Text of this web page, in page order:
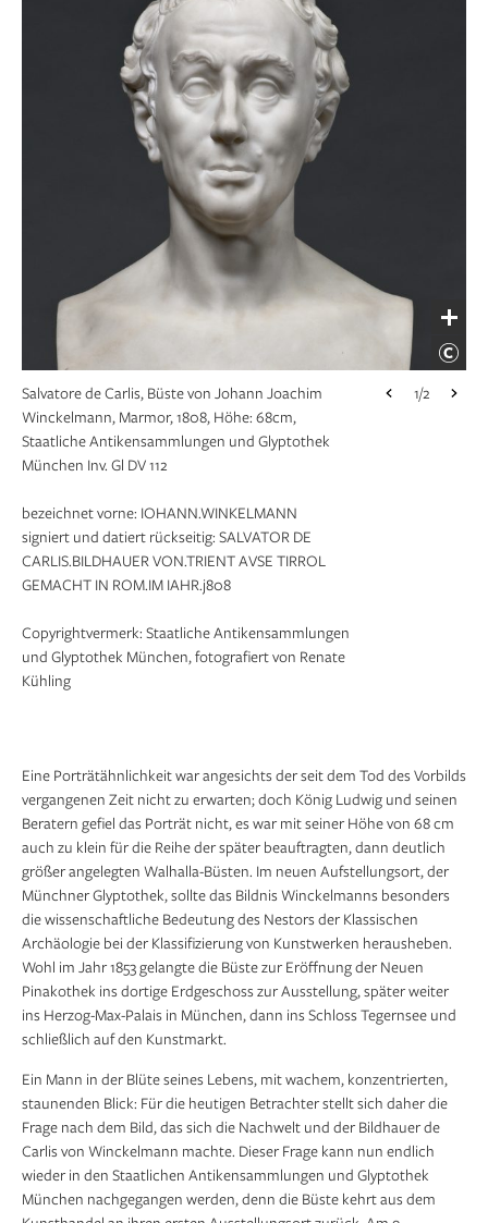
Salvatore de Carlis, Büste von Johann Joachim
Winckelmann, Marmor, 1808, Höhe: 68cm,
Staatliche Antikensammlungen und Glyptothek
München Inv. Gl DV 112
bezeichnet vorne: IOHANN.WINKELMANN
signiert und datiert rückseitig: SALVATOR DE
CARLIS.BILDHAUER VON.TRIENT AVSE TIRROL
GEMACHT IN ROM.IM IAHR.j808
Copyrightvermerk: Staatliche Antikensammlungen
und Glyptothek München, fotografiert von Renate
Kühling
1/2
Winckelmann, Marmor, 1808, Höhe: 68cm,
Staatliche Antikensammlungen und Glyptothek
München Inv. Gl DV 112
CARLIS.BILDHAUER VON.TRIENT AVSE TIRROL
GEMACHT IN ROM.IM IAHR.j808
Copyrightvermerk: Staatliche Antikensammlungen
und Glyptothek München, fotografiert von Renate
Kühling
Eine Porträtähnlichkeit war angesichts der seit dem Tod des Vorbilds
vergangenen Zeit nicht zu erwarten; doch König Ludwig und seinen
Beratern gefiel das Porträt nicht, es war mit seiner Höhe von 68 cm
auch zu klein für die Reihe der später beauftragten, dann deutlich
größer angelegten Walhalla-Büsten. Im neuen Aufstellungsort, der
Münchner Glyptothek, sollte das Bildnis Winckelmanns besonders
die wissenschaftliche Bedeutung des Nestors der Klassischen
Archäologie bei der Klassifizierung von Kunstwerken herausheben.
Wohl im Jahr 1853 gelangte die Büste zur Eröffnung der Neuen
Pinakothek ins dortige Erdgeschoss zur Ausstellung, später weiter
ins Herzog-Max-Palais in München, dann ins Schloss Tegernsee und
schließlich auf den Kunstmarkt.
Ein Mann in der Blüte seines Lebens, mit wachem, konzentrierten,
staunenden Blick: Für die heutigen Betrachter stellt sich daher die
Frage nach dem Bild, das sich die Nachwelt und der Bildhauer de
Carlis von Winckelmann machte. Dieser Frage kann nun endlich
wieder in den Staatlichen Antikensammlungen und Glyptothek
München nachgegangen werden, denn die Büste kehrt aus dem